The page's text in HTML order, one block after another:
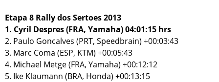
Etapa 8 Rally dos Sertoes 2013
1. Cyril Despres (FRA, Yamaha) 04:01:15 hrs
2. Paulo Goncalves (PRT, Speedbrain) +00:03:43
3. Marc Coma (ESP, KTM) +00:05:43
4. Michael Metge (FRA, Yamaha) +00:12:12
5. Ike Klaumann (BRA, Honda) +00:13:15